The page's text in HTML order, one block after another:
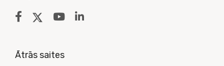
Ātrās saites